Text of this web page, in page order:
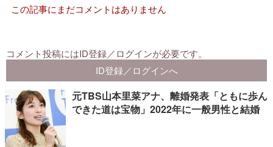
元TBS山本里菜アナ、離婚発表「ともに歩ん
できた道は宝物」2022年に一般男性と結婚